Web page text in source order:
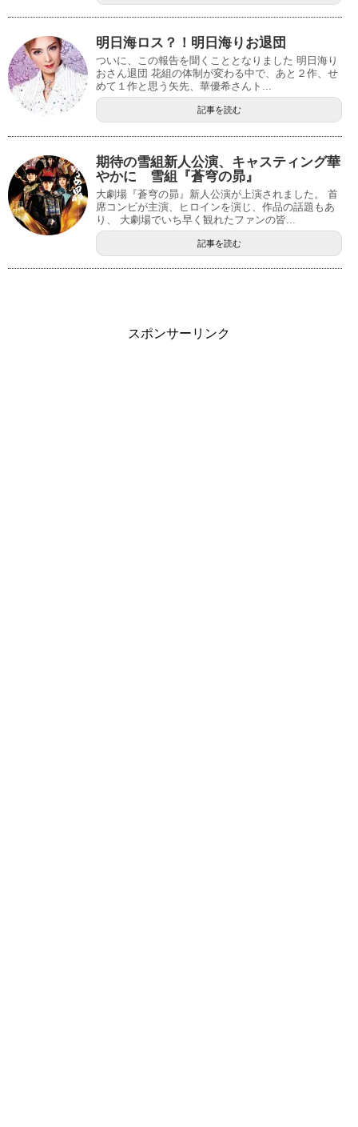
明日海ロス？！明日海りお退団
ついに、この報告を聞くこととなりました 明日海り
おさん退団 花組の体制が変わる中で、あと２作、せ
めて１作と思う矢先、華優希さんト...
記事を読む
期待の雪組新人公演、キャスティング華
やかに 雪組『蒼穹の昴』
大劇場『蒼穹の昴』新人公演が上演されました。 首
席コンビが主演、ヒロインを演じ、作品の話題もあ
り、 大劇場でいち早く観れたファンの皆...
記事を読む
スポンサーリンク